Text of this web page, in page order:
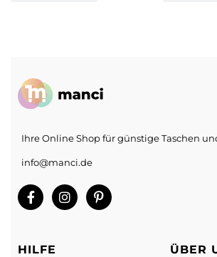
Ihre Online Shop für günstige Taschen
info@manci.de
HILFE ÜBER